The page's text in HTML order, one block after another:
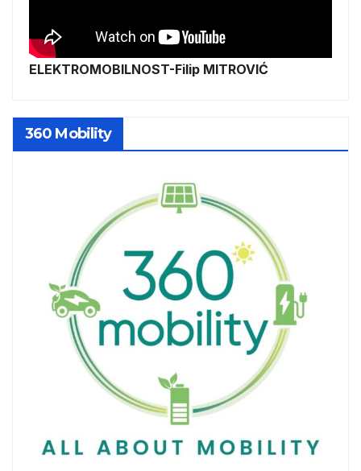
ELEKTROMOBILNOST-Filip MITROVIĆ
360 Mobility